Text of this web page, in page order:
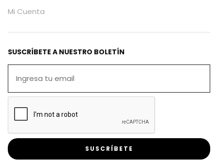
Mi Cuenta
SUSCRÍBETE A NUESTRO BOLETÍN
SUSCRÍBETE